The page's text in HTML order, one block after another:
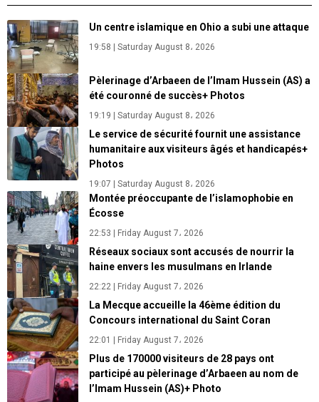
Un centre islamique en Ohio a subi une attaque
19:58 | Saturday August 8، 2026
Pèlerinage d’Arbaeen de l’Imam Hussein (AS) a
été couronné de succès+ Photos
19:19 | Saturday August 8، 2026
Le service de sécurité fournit une assistance
humanitaire aux visiteurs âgés et handicapés+
Photos
19:07 | Saturday August 8، 2026
Montée préoccupante de l’islamophobie en
Écosse
22:53 | Friday August 7، 2026
Réseaux sociaux sont accusés de nourrir la
haine envers les musulmans en Irlande
22:22 | Friday August 7، 2026
La Mecque accueille la 46ème édition du
Concours international du Saint Coran
22:01 | Friday August 7، 2026
Plus de 170000 visiteurs de 28 pays ont
participé au pèlerinage d’Arbaeen au nom de
l’Imam Hussein (AS)+ Photo